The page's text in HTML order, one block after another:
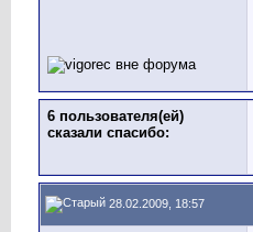
6 пользователя(ей)
сказали cпасибо:
28.02.2009, 18:57